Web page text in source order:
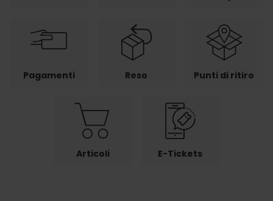
Pagamenti Reso Punti di ritiro
Articoli E-Tickets